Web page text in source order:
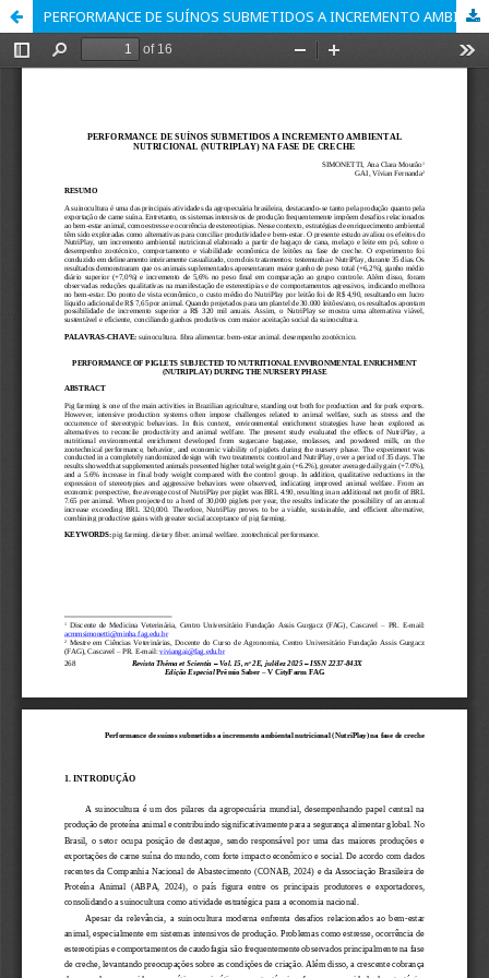
PERFORMANCE DE SUÍNOS SUBMETIDOS A INCREMENTO AMBIENTAL NUTRICIONAL (NUTRIPLAY) NA FASE DE CRECHE